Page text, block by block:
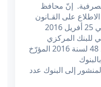
إنّ محافظ
على القـانون
عدد 35 لسنة 2016 المؤرّخ في 25 أفريل 2016
للبنك المركزي
التونسي، وعلى القـانون عدد 48 لسنة 2016 المؤرّخ
بالبنوك
إلى البنوك عدد